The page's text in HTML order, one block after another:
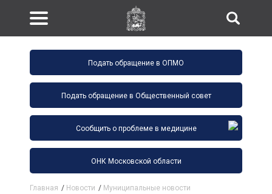
Подать обращение в ОПМО
Подать обращение в Общественный совет
Сообщить о проблеме в медицине
ОНК Московской области
Главная / Новости / Муниципальные новости